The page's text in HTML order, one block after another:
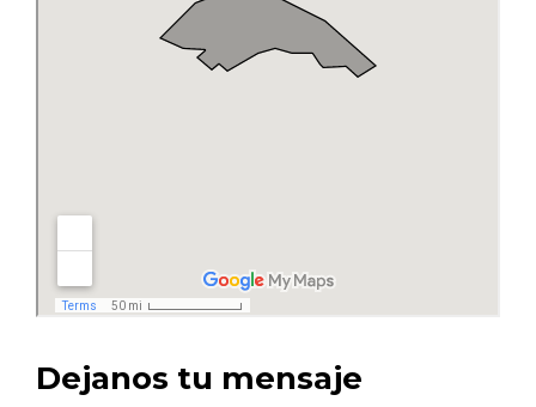
Dejanos tu mensaje